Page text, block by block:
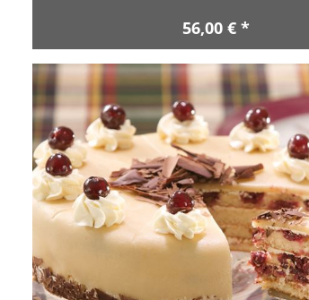
56,00 € *